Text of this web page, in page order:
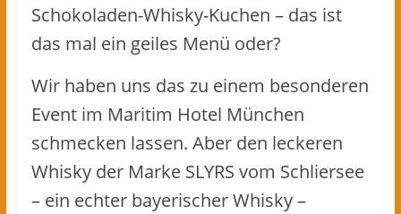
Schokoladen-Whisky-Kuchen – das ist
das mal ein geiles Menü oder?
Wir haben uns das zu einem besonderen
Event im Maritim Hotel München
schmecken lassen. Aber den leckeren
Whisky der Marke SLYRS vom Schliersee
– ein echter bayerischer Whisky –